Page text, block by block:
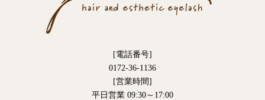
[電話番号]
0172-36-1136
[営業時間]
平日営業 09:30～17:00